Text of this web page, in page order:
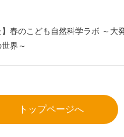
】春のこども自然科学ラボ ～大
界～
トップページへ